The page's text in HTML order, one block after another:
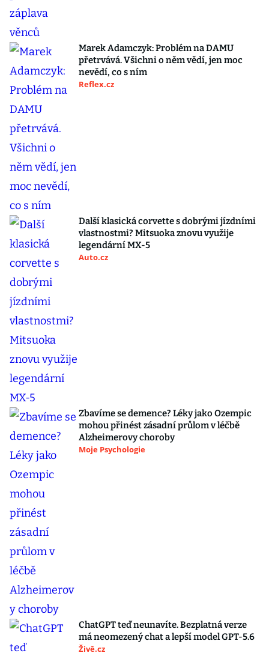
Marek Adamczyk: Problém na DAMU
přetrvává. Všichni o něm vědí, jen moc
nevědí, co s ním
Reflex.cz
Další klasická corvette s dobrými jízdními
vlastnostmi? Mitsuoka znovu využije
legendární MX-5
Auto.cz
Zbavíme se demence? Léky jako Ozempic
mohou přinést zásadní průlom v léčbě
Alzheimerovy choroby
Moje Psychologie
ChatGPT teď neunavíte. Bezplatná verze
má neomezený chat a lepší model GPT-5.6
Živě.cz